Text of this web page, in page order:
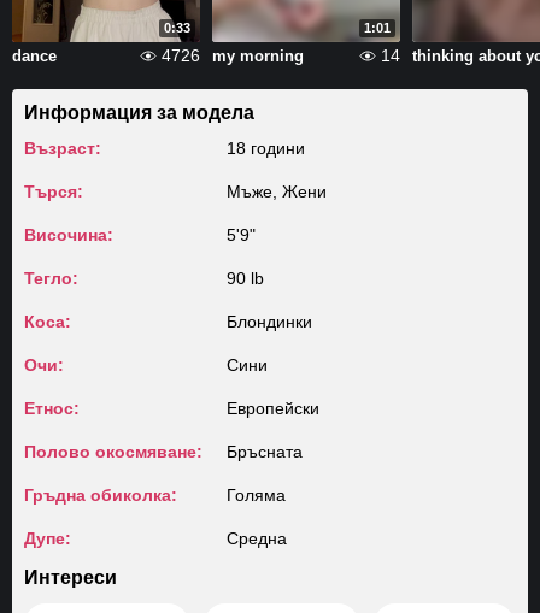
0:33
dance 4726
1:01
my morning 14 thinking about
Информация за модела
Възраст: 18 години
Търся: Мъже, Жени
Височина: 5'9"
Тегло: 90 lb
Коса: Блондинки
Очи: Сини
Етнос: Европейски
Полово окосмяване: Бръсната
Гръдна обиколка: Голяма
Дупе: Среднa
Интереси